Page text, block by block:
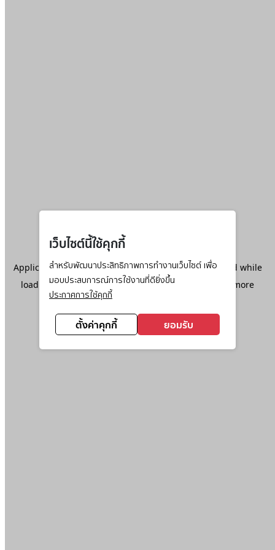
เว็บไซต์นี้ใช้คุกกี้
สำหรับพัฒนาประสิทธิภาพการทำงานเว็บไซต์ เพื่อ
มอบประสบการณ์การใช้งานที่ดียิ่งขึ้น
ประกาศการใช้คุกกี้
ตั้งค่าคุกกี้ ยอมรับ
Application error: aclient-side exception has occurred while
loadingwww.ktc.co.th(see the browser console
for more
information).